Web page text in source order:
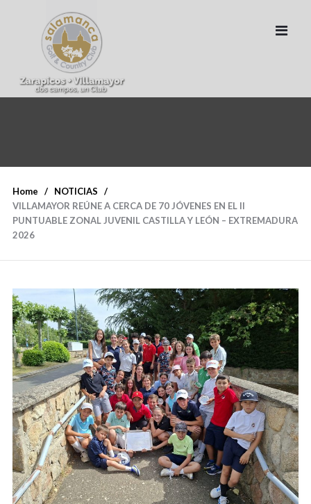
Home
NOTICIAS
VILLAMAYOR REÚNE A CERCA DE 70 JÓVENES EN EL II
PUNTUABLE ZONAL JUVENIL CASTILLA Y LEÓN – EXTREMADURA
2026